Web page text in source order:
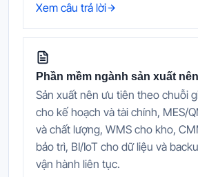
Xem câu trả lời
Phần mềm ngành sản xuất
Sản xuất nên ưu tiên theo chuỗi
cho kế hoạch và tài chính, MES/
và chất lượng, WMS cho kho,
bảo trì, BI/IoT cho dữ liệu và
vận hành liên tục.